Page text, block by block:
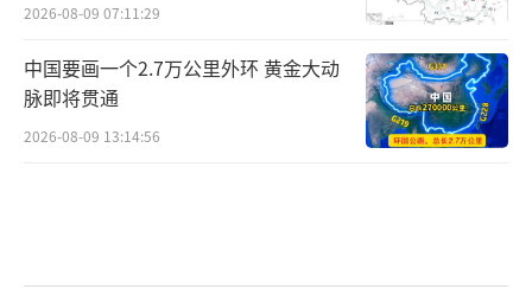
2026-08-09 07:11:29
中国要画一个2.7万公里外环 黄金大动
脉即将贯通
2026-08-09 13:14:56